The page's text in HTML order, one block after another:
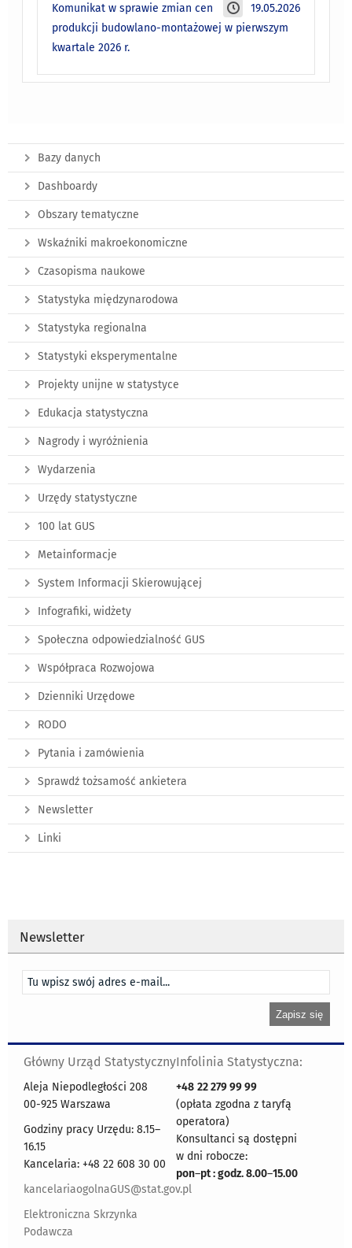
19.05.2026
Komunikat w sprawie zmian cen
produkcji budowlano-montażowej w pierwszym
kwartale 2026 r.
Bazy danych
Dashboardy
Obszary tematyczne
Wskaźniki makroekonomiczne
Czasopisma naukowe
Statystyka międzynarodowa
Statystyka regionalna
Statystyki eksperymentalne
Projekty unijne w statystyce
Edukacja statystyczna
Nagrody i wyróżnienia
Wydarzenia
Urzędy statystyczne
100 lat GUS
Metainformacje
System Informacji Skierowującej
Infografiki, widżety
Społeczna odpowiedzialność GUS
Współpraca Rozwojowa
Dzienniki Urzędowe
RODO
Pytania i zamówienia
Sprawdź tożsamość ankietera
Newsletter
Linki
Newsletter
Główny Urząd Statystyczny
Aleja Niepodległości 208
00-925 Warszawa
Godziny pracy Urzędu: 8.15–
16.15
Kancelaria: +48 22 608 30 00
kancelariaogolnaGUS@stat.gov.pl
Elektroniczna Skrzynka
Podawcza
Infolinia Statystyczna:
+48 22 279 99 99
(opłata zgodna z taryfą
operatora)
Konsultanci są dostępni
w dni robocze:
pon–pt : godz. 8.00–15.00